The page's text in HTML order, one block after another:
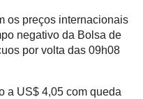
os preços internacionais
negativo da Bolsa de
por volta das 09h08
a US$ 4,05 com queda